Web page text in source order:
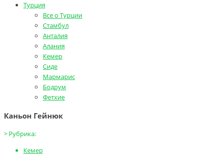
Турция
Все о Турции
Стамбул
Анталия
Алания
Кемер
Сиде
Мармарис
Бодрум
Фетхие
Каньон Гейнюк
> Рубрика:
Кемер